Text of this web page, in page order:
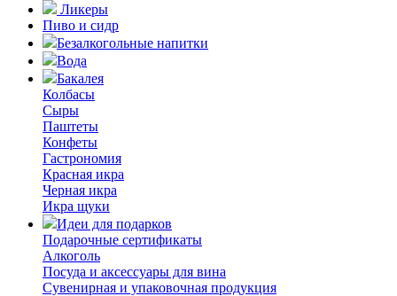
Ликеры
Пиво и сидр
Безалкогольные напитки
Вода
Бакалея
Колбасы
Сыры
Паштеты
Конфеты
Гастрономия
Красная икра
Черная икра
Икра щуки
Идеи для подарков
Подарочные сертификаты
Алкоголь
Посуда и аксессуары для вина
Сувенирная и упаковочная продукция